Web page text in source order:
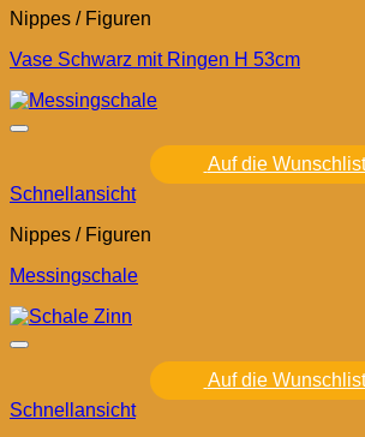
Nippes / Figuren
Vase Schwarz mit Ringen H 53cm
Auf die
Schnellansicht
Nippes / Figuren
Messingschale
Auf die
Schnellansicht